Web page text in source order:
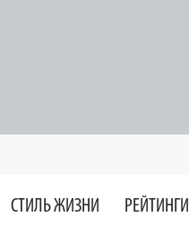
СТИЛЬ ЖИЗНИ РЕЙТИНГИ